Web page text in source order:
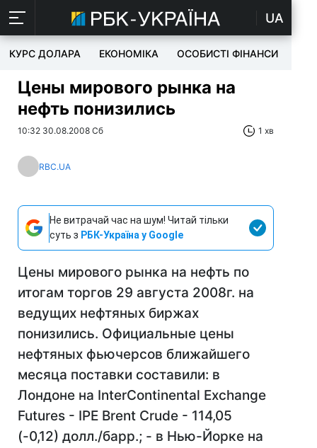
UA
КУРС ДОЛАРА ЕКОНОМІКА ОСОБИСТІ ФІНАНСИ
Цены мирового рынка на
нефть понизились
10:32 30.08.2008 Сб 1 хв
RBC.UA
Не витрачай час на шум! Читай тільки
суть з РБК-Україна у Google
Цены мирового рынка на нефть по
итогам торгов 29 августа 2008г. на
ведущих нефтяных биржах
понизились. Официальные цены
нефтяных фьючерсов ближайшего
месяца поставки составили: в
Лондоне на InterContinental Exchange
Futures - IPE Brent Crude - 114,05
(-0,12) долл./барр.; - в Нью-Йорке на